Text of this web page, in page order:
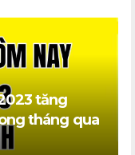
tăng
tháng qua